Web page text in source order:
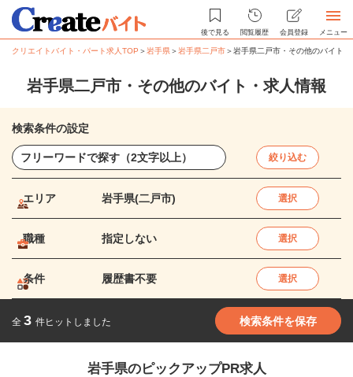
後で見る 閲覧履歴 会員登録 メニュー
クリエイトバイト・パート求人TOP ＞岩手県＞岩手県二戸市＞岩手県二戸市・その他のバイト
岩手県二戸市・その他のバイト・求人情報
検索条件の設定
絞り込む
エリア 岩手県(二戸市) 選択
職種 指定しない 選択
条件 履歴書不要 選択
全 3 件ヒットしました 検索条件を保存
岩手県のピックアップPR求人